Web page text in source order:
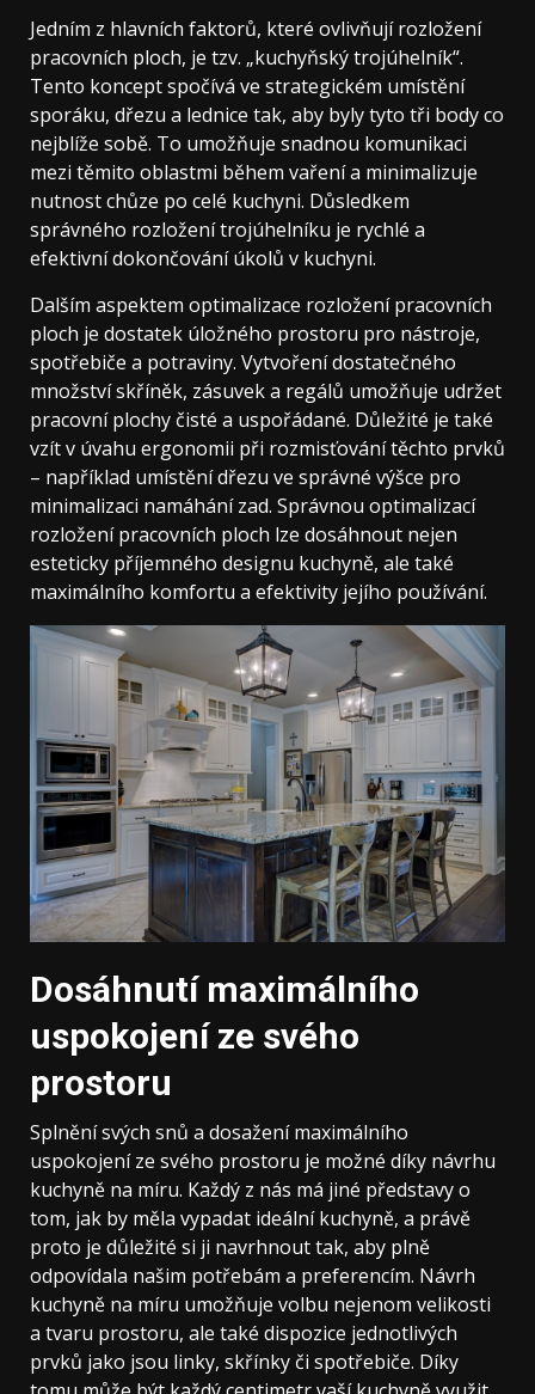
Jedním z hlavních faktorů, které ovlivňují rozložení
pracovních ploch, je tzv. „kuchyňský trojúhelník“.
Tento koncept spočívá ve strategickém umístění
sporáku, dřezu a lednice tak, aby byly tyto tři body co
nejblíže sobě. To umožňuje snadnou komunikaci
mezi těmito oblastmi během vaření a minimalizuje
nutnost chůze po celé kuchyni. Důsledkem
správného rozložení trojúhelníku je rychlé a
efektivní dokončování úkolů v kuchyni.
Dalším aspektem optimalizace rozložení pracovních
ploch je dostatek úložného prostoru pro nástroje,
spotřebiče a potraviny. Vytvoření dostatečného
množství skříněk, zásuvek a regálů umožňuje udržet
pracovní plochy čisté a uspořádané. Důležité je také
vzít v úvahu ergonomii při rozmisťování těchto prvků
– například umístění dřezu ve správné výšce pro
minimalizaci namáhání zad. Správnou optimalizací
rozložení pracovních ploch lze dosáhnout nejen
esteticky příjemného designu kuchyně, ale také
maximálního komfortu a efektivity jejího používání.
Dosáhnutí maximálního
uspokojení ze svého
prostoru
Splnění svých snů a dosažení maximálního
uspokojení ze svého prostoru je možné díky návrhu
kuchyně na míru. Každý z nás má jiné představy o
tom, jak by měla vypadat ideální kuchyně, a právě
proto je důležité si ji navrhnout tak, aby plně
odpovídala našim potřebám a preferencím. Návrh
kuchyně na míru umožňuje volbu nejenom velikosti
a tvaru prostoru, ale také dispozice jednotlivých
prvků jako jsou linky, skřínky či spotřebiče. Díky